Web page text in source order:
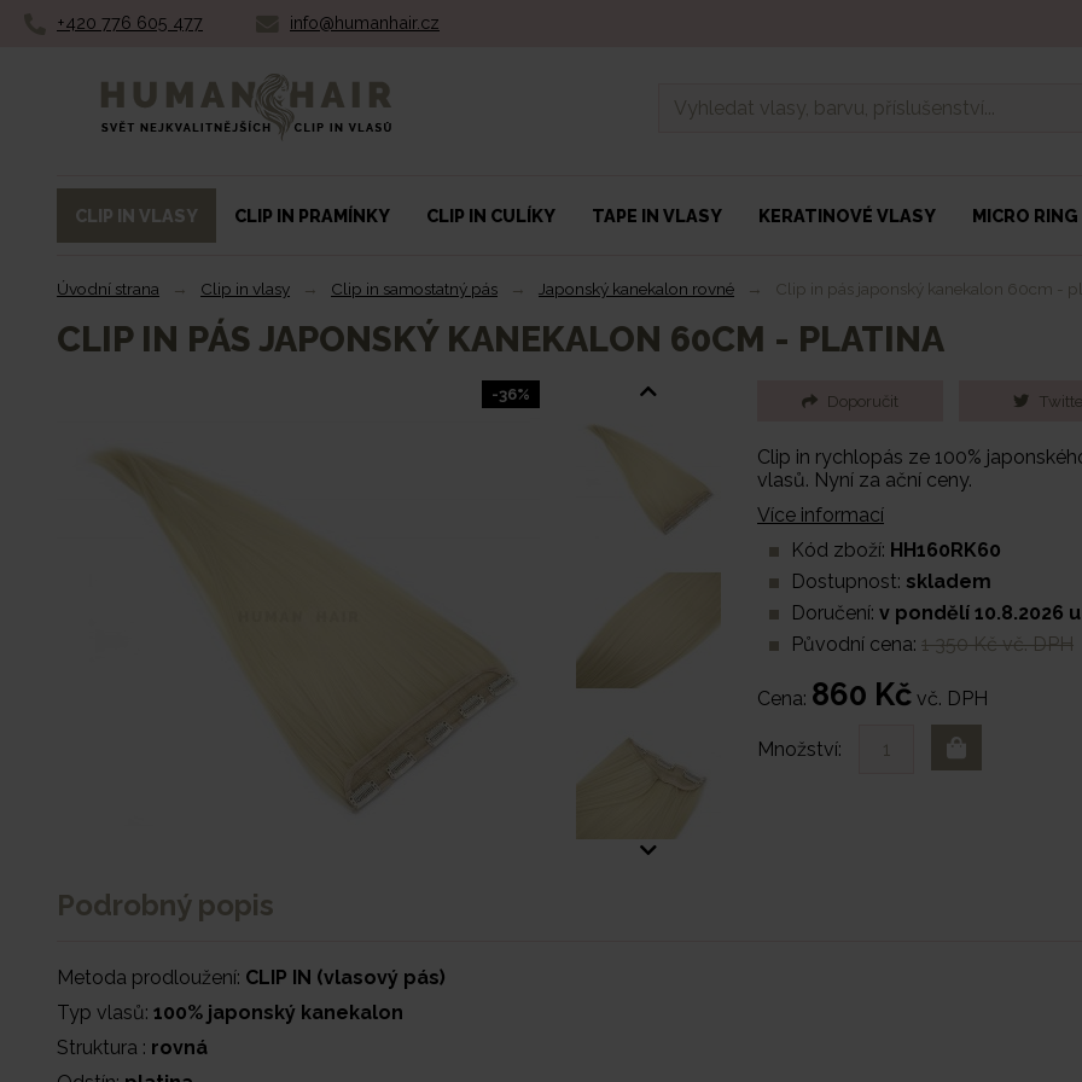
+420 776 605 477 info@humanhair.cz
Humanhair.cz
Úvodní strana → Clip in vlasy → Clip in samostatný pás → Japonský kanekalon rovné → Clip in pás japonský kanekalon 60cm -
CLIP IN PÁS JAPONSKÝ KANEKALON 60CM - PLATINA
-36% Doporučit
Clip in rychlopás ze 100%
vlasů. Nyní za ační ceny.
Více informací
Kód zboží: HH160RK60
Dostupnost: skladem
Doručení:v pondělí 10.8.2026
Původní cena:1 350 Kč vč. DPH
Cena: 860 Kč vč. DPH
Množství:
Podrobný popis
Metoda prodloužení: CLIP IN (vlasový pás)
Typ vlasů:100% japonský kanekalon
Struktura : rovná
CLIP IN VLASY CLIP IN PRAMÍNKY CLIP IN CULÍKY TAPE IN VLASY KERATINOVÉ VLASY MICRO